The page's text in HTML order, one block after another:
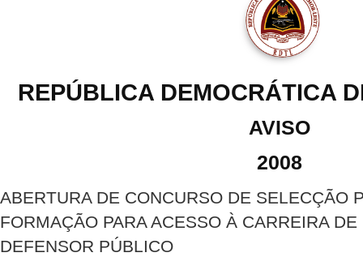
REPÚBLICA DEMOCRÁTICA
AVISO
2008
ABERTURA DE CONCURSO DE SELECÇÃO
FORMAÇÃO PARA ACESSO À CARREIRA
DEFENSOR PÚBLICO